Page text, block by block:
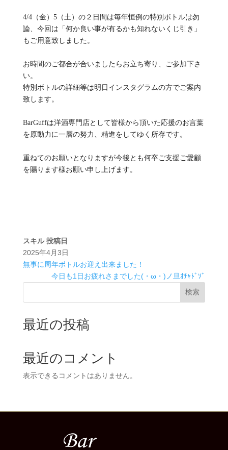
4/4（金）5（土）の２日間は毎年恒例の特別ボトルは勿
論、今回は「何か良い事が有るかも知れないくじ引き」
もご用意致しました。
お時間のご都合が合いましたらお立ち寄り、ご参加下さ
い。
特別ボトルの詳細等は明日インスタグラムの方でご案内
致します。
BarGuffは洋酒専門店として皆様から頂いた応援のお言葉
を原動力に一層の努力、精進をしてゆく所存です。
重ねてのお願いとなりますが今後とも何卒ご支援ご愛顧
を賜ります様お願い申し上げます。
スキル 投稿日
2025年4月3日
無事に周年ボトルお迎え出来ました！
今日も1日お疲れさまでした(・ω・)ノ旦ｵﾁｬﾄﾞｿﾞ
検索
最近の投稿
最近のコメント
表示できるコメントはありません。